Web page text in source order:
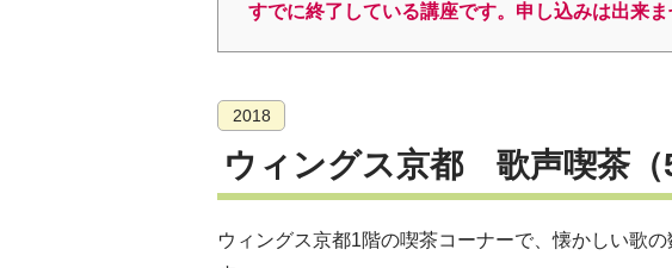
すでに終了している講座です。申し込みは出来ま
2018
ウィングス京都 歌声喫茶（5
ウィングス京都1階の喫茶コーナーで、懐かしい歌